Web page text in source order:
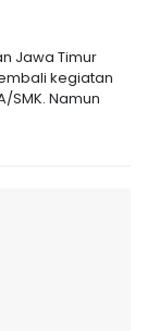
Jawa Timur
kegiatan
SMK. Namun